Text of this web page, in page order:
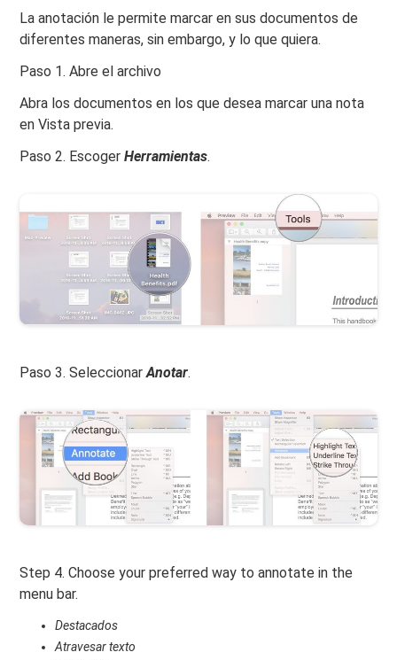
La anotación le permite marcar en sus documentos de
diferentes maneras, sin embargo, y lo que quiera.
Paso 1. Abre el archivo
Abra los documentos en los que desea marcar una nota
en Vista previa.
Paso 2. EscogerHerramientas.
Paso 3. SeleccionarAnotar.
Step 4. Choose your preferred way to annotate in the
menu bar.
Destacados
Atravesar texto